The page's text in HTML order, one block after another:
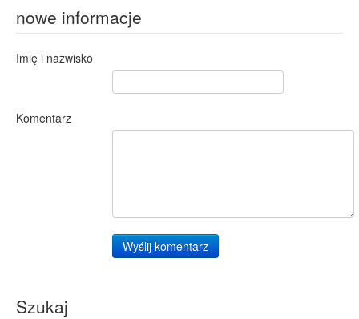
nowe informacje
Imię i nazwisko
Komentarz
Wyślij komentarz
Szukaj